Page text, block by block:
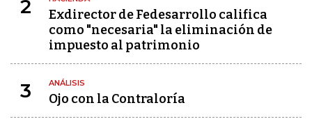
2
Exdirector de Fedesarrollo califica
como "necesaria" la eliminación de
impuesto al patrimonio
3 ANÁLISIS
Ojo con la Contraloría